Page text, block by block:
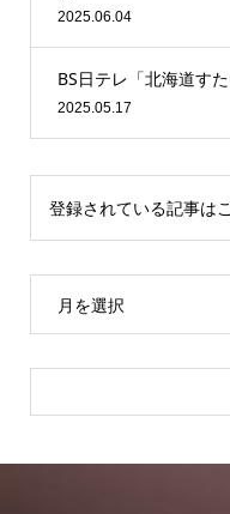
2025.06.04
BS日テレ「北海道す
2025.05.17
登録されている記事は
月を選択